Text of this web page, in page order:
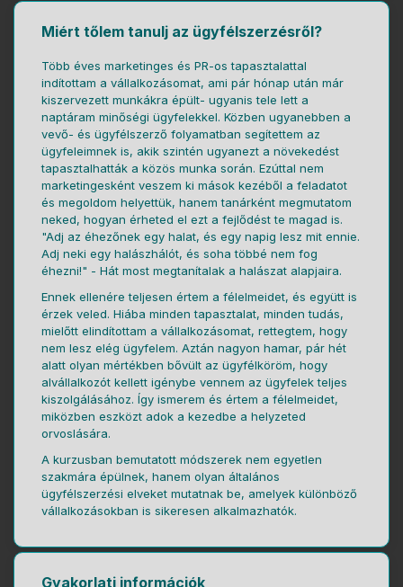
Miért tőlem tanulj az ügyfélszerzésről?
Több éves marketinges és PR-os tapasztalattal
indítottam a vállalkozásomat, ami pár hónap után már
kiszervezett munkákra épült- ugyanis tele lett a
naptáram minőségi ügyfelekkel. Közben ugyanebben a
vevő- és ügyfélszerző folyamatban segítettem az
ügyfeleimnek is, akik szintén ugyanezt a növekedést
tapasztalhatták a közös munka során. Ezúttal nem
marketingesként veszem ki mások kezéből a feladatot
és megoldom helyettük, hanem tanárként megmutatom
neked, hogyan érheted el ezt a fejlődést te magad is.
"Adj az éhezőnek egy halat, és egy napig lesz mit ennie.
Adj neki egy halászhálót, és soha többé nem fog
éhezni!" - Hát most megtanítalak a halászat alapjaira.
Ennek ellenére teljesen értem a félelmeidet, és együtt is
érzek veled. Hiába minden tapasztalat, minden tudás,
mielőtt elindítottam a vállalkozásomat, rettegtem, hogy
nem lesz elég ügyfelem. Aztán nagyon hamar, pár hét
alatt olyan mértékben bővült az ügyfélköröm, hogy
alvállalkozót kellett igénybe vennem az ügyfelek teljes
kiszolgálásához. Így ismerem és értem a félelmeidet,
miközben eszközt adok a kezedbe a helyzeted
orvoslására.
A kurzusban bemutatott módszerek nem egyetlen
szakmára épülnek, hanem olyan általános
ügyfélszerzési elveket mutatnak be, amelyek különböző
vállalkozásokban is sikeresen alkalmazhatók.
Gyakorlati információk